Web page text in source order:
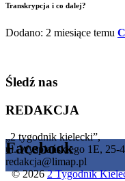
Transkrypcja i co dalej?
Dodano: 2 miesiące temu
Śledź nas
REDAKCJA
„2 tygodnik kielecki”,
ul. Wyspiańskiego 1E, 25-
redakcja@limap.pl
© 20262 Tygodnik
Facebook
Get the Facebook Likebox Slider